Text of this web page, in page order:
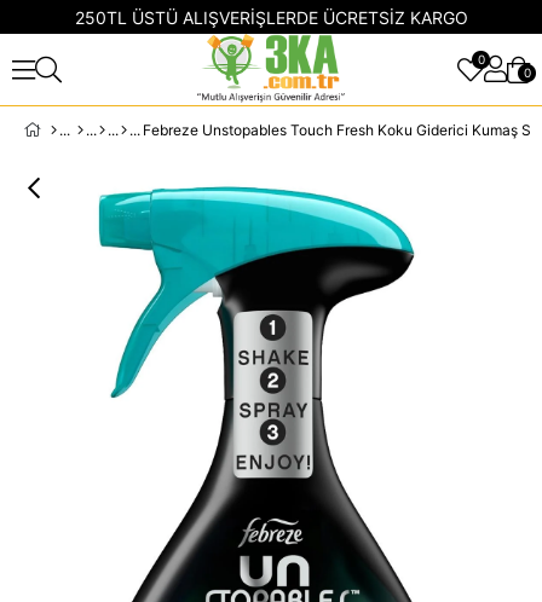
250TL ÜSTÜ ALIŞVERİŞLERDE ÜCRETSİZ KARGO
0
0